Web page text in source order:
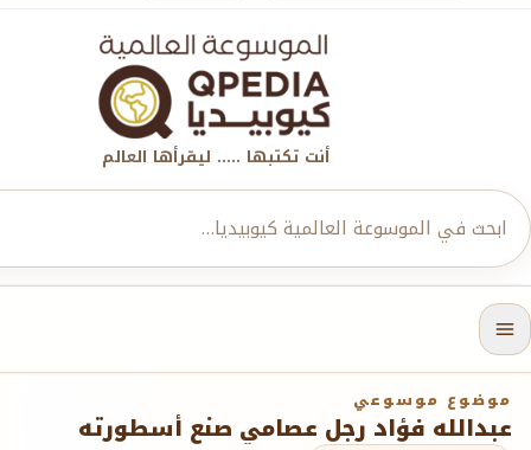
أنت تكتبها ..... ليقرأها العالم
موضوع موسوعي
عبدالله فؤاد رجل عصامي صنع أسطورته